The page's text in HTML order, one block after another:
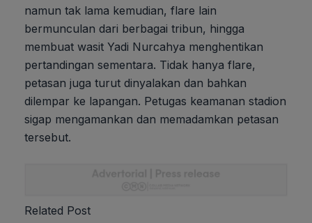
namun tak lama kemudian, flare lain
bermunculan dari berbagai tribun, hingga
membuat wasit Yadi Nurcahya menghentikan
pertandingan sementara. Tidak hanya flare,
petasan juga turut dinyalakan dan bahkan
dilempar ke lapangan. Petugas keamanan stadion
sigap mengamankan dan memadamkan petasan
tersebut.
Related Post